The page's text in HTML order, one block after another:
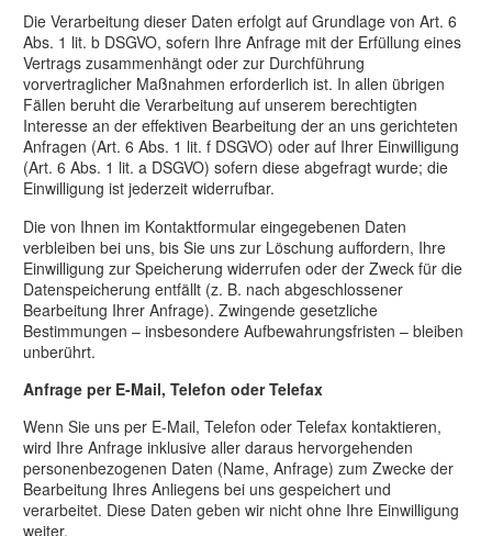
Die Verarbeitung dieser Daten erfolgt auf Grundlage von Art. 6
Abs. 1 lit. b DSGVO, sofern Ihre Anfrage mit der Erfüllung eines
Vertrags zusammenhängt oder zur Durchführung
vorvertraglicher Maßnahmen erforderlich ist. In allen übrigen
Fällen beruht die Verarbeitung auf unserem berechtigten
Interesse an der effektiven Bearbeitung der an uns gerichteten
Anfragen (Art. 6 Abs. 1 lit. f DSGVO) oder auf Ihrer Einwilligung
(Art. 6 Abs. 1 lit. a DSGVO) sofern diese abgefragt wurde; die
Einwilligung ist jederzeit widerrufbar.
Die von Ihnen im Kontaktformular eingegebenen Daten
verbleiben bei uns, bis Sie uns zur Löschung auffordern, Ihre
Einwilligung zur Speicherung widerrufen oder der Zweck für die
Datenspeicherung entfällt (z. B. nach abgeschlossener
Bearbeitung Ihrer Anfrage). Zwingende gesetzliche
Bestimmungen – insbesondere Aufbewahrungsfristen – bleiben
unberührt.
Anfrage per E-Mail, Telefon oder Telefax
Wenn Sie uns per E-Mail, Telefon oder Telefax kontaktieren,
wird Ihre Anfrage inklusive aller daraus hervorgehenden
personenbezogenen Daten (Name, Anfrage) zum Zwecke der
Bearbeitung Ihres Anliegens bei uns gespeichert und
verarbeitet. Diese Daten geben wir nicht ohne Ihre Einwilligung
weiter.